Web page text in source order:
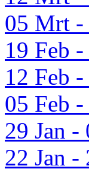
05 Mrt -
19 Feb
12 Feb
05 Feb
29 Jan -
22 Jan -